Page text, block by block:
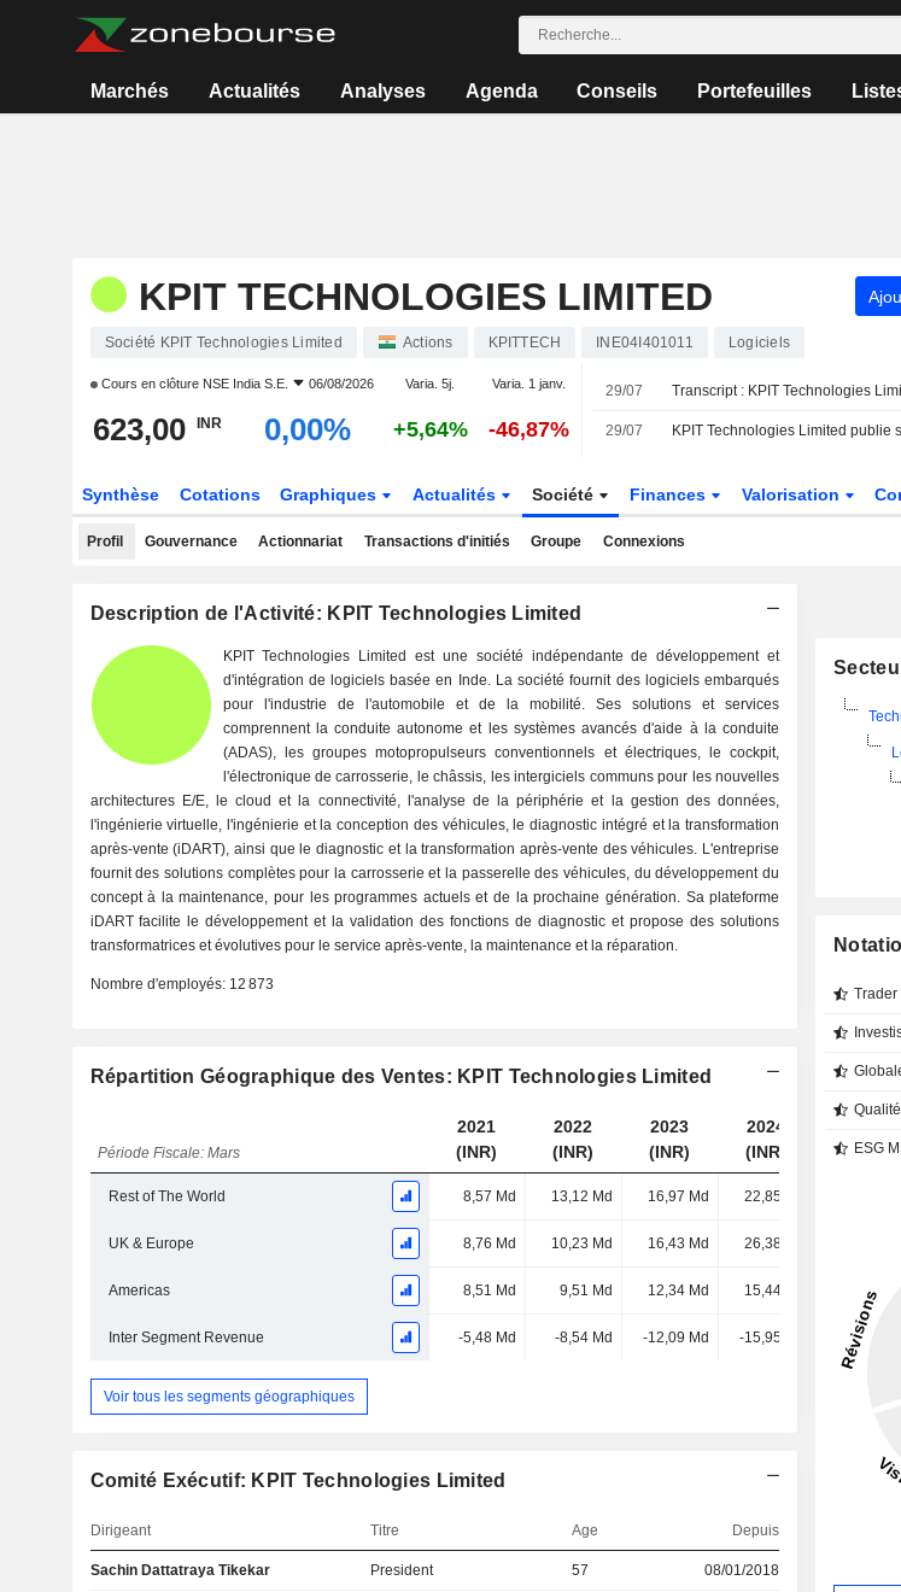
Marchés Actualités Analyses Agenda Conseils Portefeuilles
KPIT TECHNOLOGIES LIMITED
Société KPIT Technologies Limited Actions KPITTECH INE04I401011 Logiciels
Cours en clôture NSE India S.E. 06/08/2026 Varia. 5j. Varia. 1 janv.
623,00 INR 0,00% +5,64% -46,87%
29/07
29/07
Synthèse Cotations Graphiques Actualités Société Finances Valorisation
Profil Gouvernance Actionnariat Transactions d'initiés Groupe Connexions
Description de l'Activité: KPIT Technologies Limited
KPIT Technologies Limited est une société indépendante de développement et
d'intégration de logiciels basée en Inde. La société fournit des logiciels embarqués
pour l'industrie de l'automobile et de la mobilité. Ses solutions et services
comprennent la conduite autonome et les systèmes avancés d'aide à la conduite
(ADAS), les groupes motopropulseurs conventionnels et électriques, le cockpit,
l'électronique de carrosserie, le châssis, les intergiciels communs pour les nouvelles
architectures E/E, le cloud et la connectivité, l'analyse de la périphérie et la gestion des données,
l'ingénierie virtuelle, l'ingénierie et la conception des véhicules, le diagnostic intégré et la transformation
après-vente (iDART), ainsi que le diagnostic et la transformation après-vente des véhicules. L'entreprise
fournit des solutions complètes pour la carrosserie et la passerelle des véhicules, du développement du
concept à la maintenance, pour les programmes actuels et de la prochaine génération. Sa plateforme
iDART facilite le développement et la validation des fonctions de diagnostic et propose des solutions
transformatrices et évolutives pour le service après-vente, la maintenance et la réparation.
Nombre d'employés: 12 873
Répartition Géographique des Ventes: KPIT Technologies Limited
Période Fiscale: Mars
2021
(INR)
2022
(INR)
2023
(INR)
2024
(INR)
(INR)
Rest of The World 8,57 Md 13,12 Md 16,97 Md 22,85 Md
UK & Europe 8,76 Md 10,23 Md 16,43 Md 26,38 Md
Americas 8,51 Md 9,51 Md 12,34 Md 15,44 Md 16,3 Md
Inter Segment Revenue -5,48 Md -8,54 Md -12,09 Md -15,95 Md -17,05 Md
Voir tous les segments géographiques
Comité Exécutif: KPIT Technologies Limited
Dirigeant Titre Age Depuis
Sachin Dattatraya Tikekar President 57 08/01/2018
Trader
Qualité
ESG